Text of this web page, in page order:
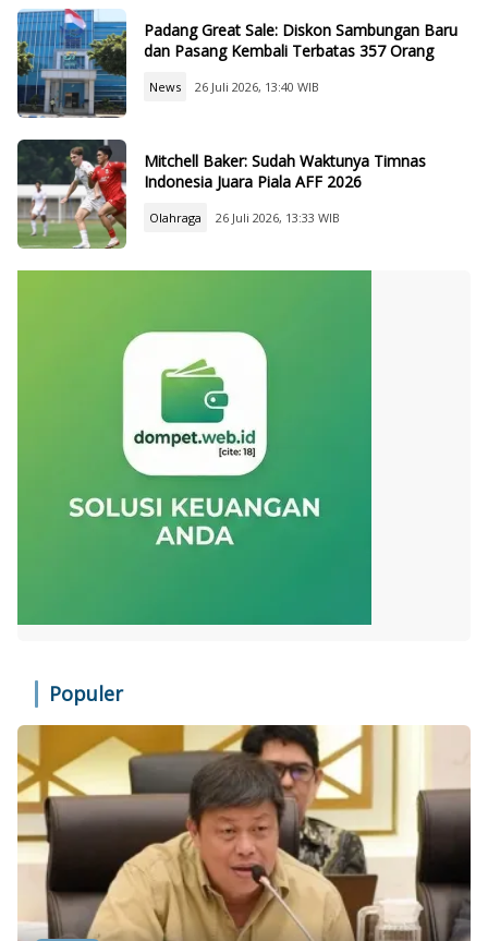
Padang Great Sale: Diskon Sambungan Baru
dan Pasang Kembali Terbatas 357 Orang
News 26 Juli 2026, 13:40 WIB
Mitchell Baker: Sudah Waktunya Timnas
Indonesia Juara Piala AFF 2026
Olahraga 26 Juli 2026, 13:33 WIB
Populer